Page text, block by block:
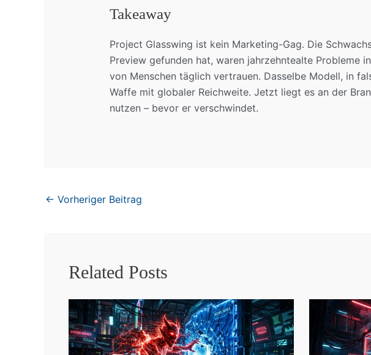
Takeaway
Project Glasswing ist kein Marketing-Gag. Die
Preview gefunden hat, waren jahrzehntealte Probleme
von Menschen täglich vertrauen. Dasselbe Modell, in
Waffe mit globaler Reichweite. Jetzt liegt es an der
nutzen – bevor er verschwindet.
← Vorheriger Beitrag
Related Posts